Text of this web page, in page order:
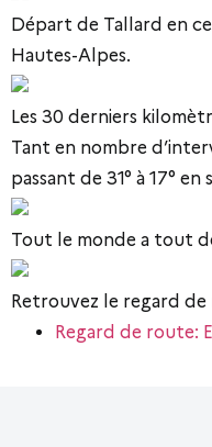
Départ de Tallard en
Hautes-Alpes.
Les 30 derniers
Tant en nombre
passant de 31° à 17°
Tout le monde a tout
Retrouvez le regard de
Regard de route: